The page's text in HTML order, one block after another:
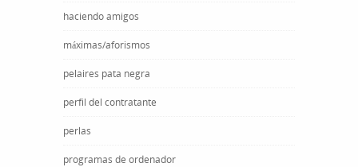
haciendo amigos
máximas/aforismos
pelaires pata negra
perfil del contratante
perlas
programas de ordenador